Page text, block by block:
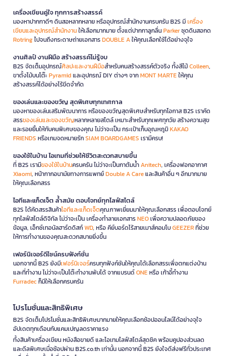
เครื่องเขียนคู่ใจ ทุกการสร้างสรรค์
มองหาปากกาดีๆ ดินสอหลากหลาย หรืออุปกรณ์สำนักงานครบครัน B2S มีเครื่อง
เขียนและอุปกรณ์สำนักงานให้เลือกมากมาย ตั้งแต่ปากกาลูกลื่นParkerชุดดินสอกด
Rotringไปจนถึงกระดาษถ่ายเอกสารDOUBLE Aให้คุณเลือกใช้ได้อย่างจุใจ
งานศิลป์ งานฝีมือ สร้างสรรค์ไม่รู้จบ
B2S จัดเต็มอุปกรณ์ศิลปะและงานฝีมือสำหรับคนสร้างสรรค์ตัวจริง ทั้งสีไม้Colleen,
ขาตั้งไม้บนโต๊ะPyramidและอุปกรณ์ DIY ต่างๆ จากMONT MARTEให้คุณ
สร้างสรรค์ได้อย่างไร้ขีดจำกัด
ของเล่นและของขวัญ สุดพิเศษทุกเทศกาล
มองหาของเล่นเสริมพัฒนาการ หรือของขวัญสุดพิเศษสำหรับทุกโอกาส B2S เราคัด
สรรของเล่นและของขวัญหลากหลายสไตล์ เหมาะสำหรับทุกเพศทุกวัย สร้างความสุข
และรอยยิ้มให้กับคนพิเศษของคุณ ไม่ว่าจะเป็น กระเป๋าเก็บอุณหภูมิKAKAO
FRIENDS หรือเกมจดหมายรักSIAM BOARDGAMES เรามีครบ!
ของใช้ในบ้าน ไอเทมที่ช่วยให้ชีวิตสะดวกสบายขึ้น
ที่ B2S เรามีของใช้ในบ้านครบครัน ไม่ว่าจะเป็นกาต้มน้ำAnitech, เครื่องฟอกอากาศ
Xiaomi, หน้ากากอนามัยทางการแพทย์Double A Careและสินค้าอื่น ๆ อีกมากมาย
ให้คุณเลือกสรร
ไอทีและแก็ดเจ็ต ล้ำสมัย ตอบโจทย์ทุกไลฟ์สไตล์
B2S ได้คัดสรรสินค้าไอทีและแก็ดเจ็ตคุณภาพเยี่ยมมาให้คุณเลือกสรร เพื่อตอบโจทย์
ทุกไลฟ์สไตล์ดิจิทัล ไม่ว่าจะเป็น เครื่องทำลายเอกสารNEOเพื่อความปลอดภัยของ
ข้อมูล, เอ็กซ์เทอนัลฮาร์ดดิสก์WD, หรือ คีย์บอร์ดไร้สายเมาส์คอมโบGEEZERที่ช่วย
ให้การทำงานของคุณสะดวกสบายยิ่งขึ้น
เฟอร์นิเจอร์ดีไซน์ครบฟังก์ชั่น
นอกจากนี้ B2S ยังมีเฟอร์นิเจอร์ครบทุกฟังก์ชันให้คุณได้เลือกสรรเพื่อตกแต่งบ้าน
และที่ทำงาน ไม่ว่าจะเป็นโต๊ะทำงานพับได้ จากแบรนด์ONEหรือ เก้าอี้ทำงาน
Furradecก็มีให้เลือกครบครัน
โปรโมชั่นและสิทธิพิเศษ
B2S จัดเต็มโปรโมชั่นและสิทธิพิเศษมากมายให้คุณเลือกช้อปออนไลน์ได้อย่างจุใจ
อัปเดตทุกเดือนกับแคมเปญลดราคาแรง
ทั้งสินค้าเครื่องเขียน หนังสือขายดี และไอเทมไลฟ์สไตล์สุดชิค พร้อมคูปองส่วนลด
และดีลพิเศษเมื่อช้อปผ่าน B2S.co.th เท่านั้น นอกจากนี้ B2S ยังใจดีส่งฟรีทั่วประเทศ